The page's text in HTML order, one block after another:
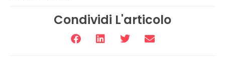
Condividi L'articolo